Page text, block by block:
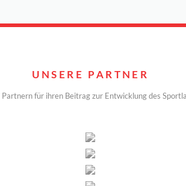
UNSERE PARTNER
für ihren Beitrag zur Entwicklung des